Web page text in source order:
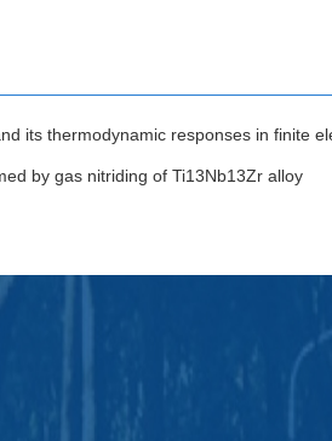
its thermodynamic responses in finite
by gas nitriding of Ti13Nb13Zr alloy